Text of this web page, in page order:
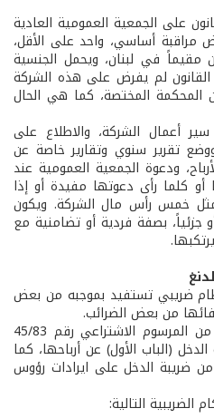
على الجمعية العمومية العادية
أساسي، واحد على الأقل،
في لبنان، ويحمل الجنسية
(م4/5 م.إ. 45/83). لكن القانون لم يفرض على هذه الشركة
المختصة، كما هي الحال
أعمال الشركة، والاطلاع على
ووضع تقرير سنوي وتقارير خاصة عن
ودعوة الجمعية العمومية عند
كلما رأى دعوتها مفيدة أو إذا
خمس رأس مال الشركة. ويكون
جزئياً، بصفة فردية أو تضامنية مع
ضريبي تستفيد بموجبه من بعض
من بعض الضرائب.
فوفقاً لأحكام المادة السادسة من المرسوم الاشتراعي رقم 45/83
(الباب الأول) عن أرباحها، كما
ضريبة الدخل على ايرادات رؤوس
التالية: